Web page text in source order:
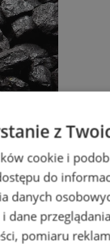
z
cookie i
do
danych
dane
pomiaru